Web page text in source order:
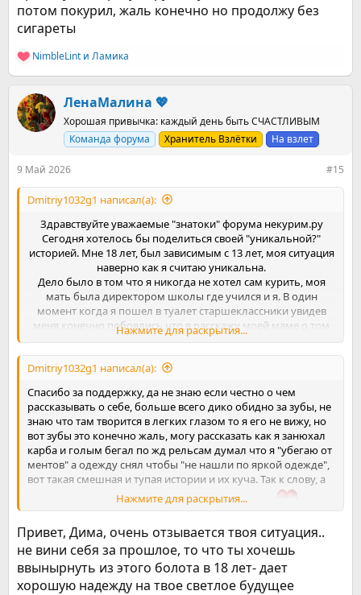
потом покурил, жаль конечно но продолжу без
сигареты
Р
е
к
ц
и
NimbleLint и Ламика
ЛенаМалина 💖
Хорошая привычка: каждый день быть СЧАСТЛИВЫМ
Команда форума
Хранитель Взлётки На взлет
9 Май 2026 #15
Dmitriy1032g1 написал(а):
Здравствуйте уважаемые "знатоки" форума некурим.ру
Сегодня хотелось бы поделиться своей "уникальной?"
историей. Мне 18 лет, был зависимым с 13 лет, моя ситуация
наверно как я считаю уникальна.
Дело было в том что я никогда не хотел сам курить, моя
мать была директором школы где учился и я. В один
момент когда я пошел в туалет старшеклассники увидев
меня конечно побоялись что я расскажу моей маме о том
как они кидают "насвай"(табак сильнее сигареты в 4 раза)
они заставили меня силой вкинуться, дабы был компромат
на меня, так и с 13 лет я начал кидаться, потом с ним и
чтобы бросить насвай) потом конечно же пошлиснюс
связался с не той компанией началось и
карб,бензин(токсикомания),алкогольи все это.
И вот в 18 лет, я решил бросить все, в связи с "здоровьем"
(Отдышка после минуты бега, 32 зуба - в живых только 2-3,
нужно за лечени примерно миллион тенге), воодушевился
с этого форума, потому что большинство здесь по 30+, а
чем я хуже?
Примерно расклад дня такой(Как в фильме Волк с Уолл-
Стрит):
Насвай - чтобы проснуться, заснуть, сходить в туалет(было
дни когда я почти наложил в штаны но терпеливо шел
километр в магазин чтобы сходить в туалет)
Сигареты- после еды, чтобы было весело с
Нажмите для раскрытия...
Dmitriy1032g1 написал(а):
Спасибо за поддержку, да не знаю если честно о чем
рассказывать о себе, больше всего дико обидно за зубы, не
знаю что там творится в легких глазом то я его не вижу, но
вот зубы это конечно жаль, могу рассказать как я занюхал
карба и голым бегал по жд рельсам думал что я "убегаю от
ментов" а одежду снял чтобы "не нашли по яркой одежде",
вот такая смешная и тупая истории и их куча. Так к слову, а
так спасибо за поддержку уважамые, люблю вас
Нажмите для раскрытия...
Привет, Дима, очень отзывается твоя ситуация..
не вини себя за прошлое, то что ты хочешь
ввынырнуть из этого болота в 18 лет- дает
хорошую надежду на твое светлое будущее